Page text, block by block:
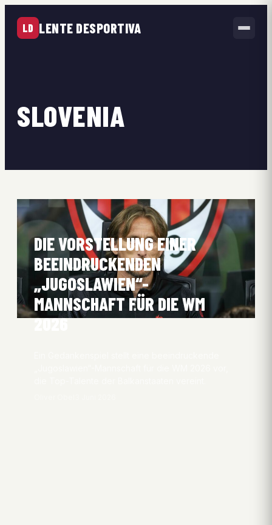
LD LENTE DESPORTIVA
SLOVENIA
DIE VORSTELLUNG EINER
BEEINDRUCKENDEN
„JUGOSLAWIEN“-
MANNSCHAFT FÜR DIE WM
2026